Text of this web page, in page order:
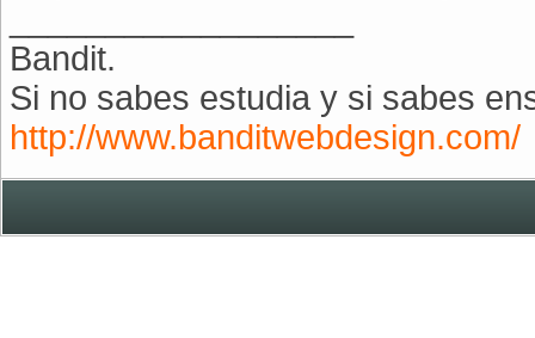
Bandit.
Si no sabes estudia y si sabes
http://www.banditwebdesign.com/